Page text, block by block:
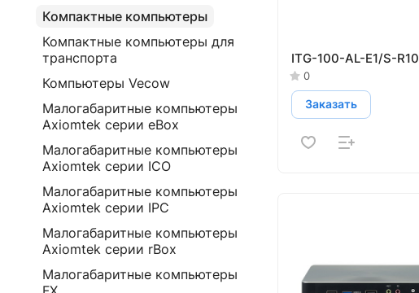
ITG-100-AL-E1/S-R10
0
Заказать
Компактные компьютеры
Компактные компьютеры для
транспорта
Компьютеры Vecow
Малогабаритные компьютеры
Axiomtek серии eBox
Малогабаритные компьютеры
Axiomtek серии ICO
Малогабаритные компьютеры
Axiomtek серии IPC
Малогабаритные компьютеры
Axiomtek серии rBox
Малогабаритные компьютеры